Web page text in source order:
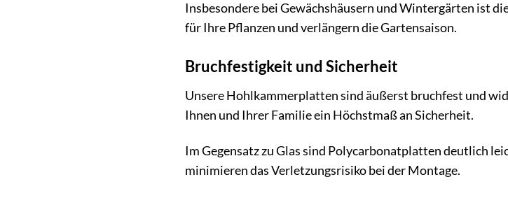
Insbesondere bei Gewächshäusern und Wintergärten ist
für Ihre Pflanzen und verlängern die Gartensaison.
Bruchfestigkeit und Sicherheit
Unsere Hohlkammerplatten sind äußerst bruchfest und
Ihnen und Ihrer Familie ein Höchstmaß an Sicherheit.
Im Gegensatz zu Glas sind Polycarbonatplatten deutlich
minimieren das Verletzungsrisiko bei der Montage.